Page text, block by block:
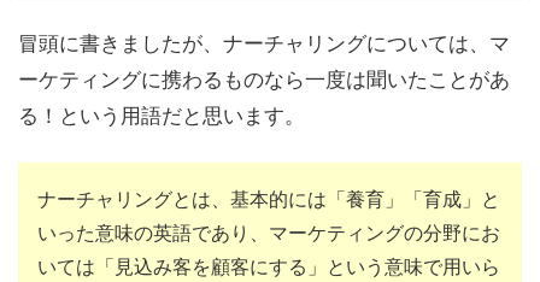
冒頭に書きましたが、ナーチャリングについては、マ
ーケティングに携わるものなら一度は聞いたことがあ
る！という用語だと思います。
ナーチャリングとは、基本的には「養育」「育成」と
いった意味の英語であり、マーケティングの分野にお
いては「見込み客を顧客にする」という意味で用いら